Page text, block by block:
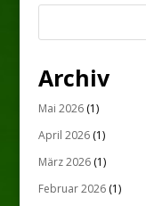
Archiv
Mai 2026(1)
April 2026(1)
März 2026(1)
Februar 2026(1)